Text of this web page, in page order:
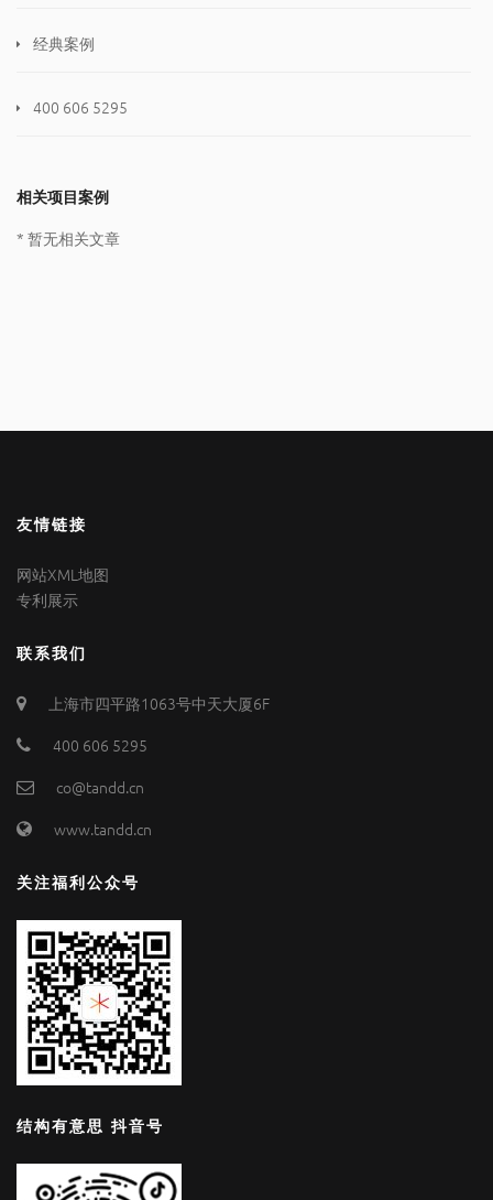
经典案例
400 606 5295
相关项目案例
* 暂无相关文章
友情链接
网站XML地图
专利展示
联系我们
上海市四平路1063号中天大厦6F
400 606 5295
co@tandd.cn
www.tandd.cn
关注福利公众号
结构有意思 抖音号